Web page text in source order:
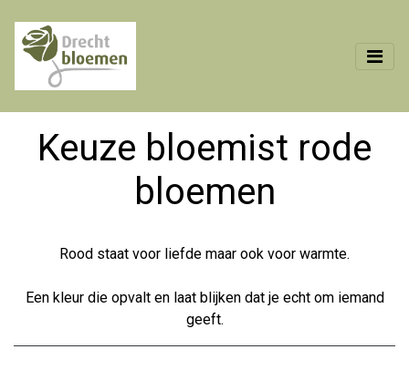
Keuze bloemist rode
bloemen
Rood staat voor liefde maar ook voor warmte.
Een kleur die opvalt en laat blijken dat je echt om iemand
geeft.